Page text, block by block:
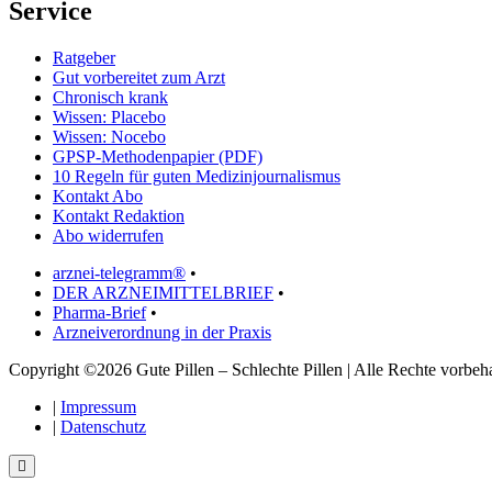
Service
Ratgeber
Gut vorbereitet zum Arzt
Chronisch krank
Wissen: Placebo
Wissen: Nocebo
GPSP-Methodenpapier (PDF)
10 Regeln für guten Medizinjournalismus
Kontakt Abo
Kontakt Redaktion
Abo widerrufen
arznei-telegramm® •
DER ARZNEIMITTELBRIEF •
Pharma-Brief•
Arzneiverordnung in der Praxis
Copyright ©2026 Gute Pillen – Schlechte Pillen | Alle Rechte
| Impressum
| Datenschutz